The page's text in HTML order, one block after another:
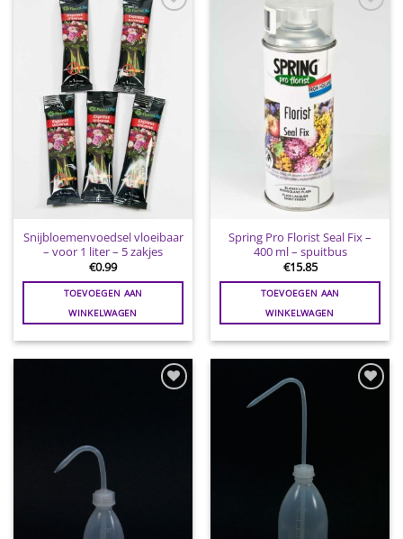
Toevoegen
wenslijst
Snijbloemenvoedsel vloeibaar
– voor 1 liter – 5 zakjes
€0.99
TOEVOEGEN AAN
WINKELWAGEN
wenslijst
Spring Pro Florist Seal Fix –
400 ml – spuitbus
€15.85
TOEVOEGEN AAN
WINKELWAGEN